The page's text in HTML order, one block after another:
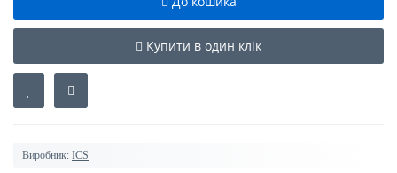
Купити в один клік
Виробник: ICS